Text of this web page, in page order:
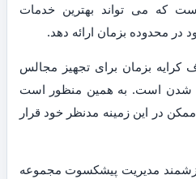
که می تواند بهترین خدمات
در محدوده بزمان ارائه دهد.
بزمان برای تجهیز مجالس
شدن است. به همین منظور است
در این زمینه مدنظر خود قرار
مدیریت پیشکسوت مجموعه